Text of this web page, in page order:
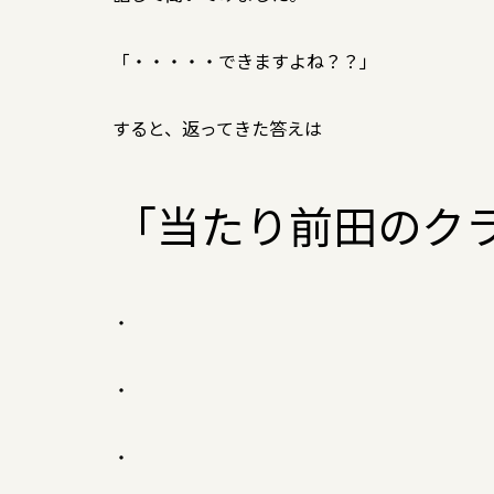
「・・・・・できますよね？？」
すると、返ってきた答えは
「当たり前田のク
・
・
・